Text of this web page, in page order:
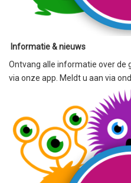
Informatie & nieuws
Ontvang alle informatie over de
via onze app. Meldt u aan via